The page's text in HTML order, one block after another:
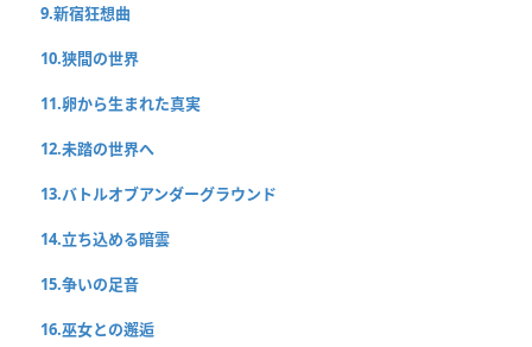
9.新宿狂想曲
10.狭間の世界
11.卵から生まれた真実
12.未踏の世界へ
13.バトルオブアンダーグラウンド
14.立ち込める暗雲
15.争いの足音
16.巫女との邂逅